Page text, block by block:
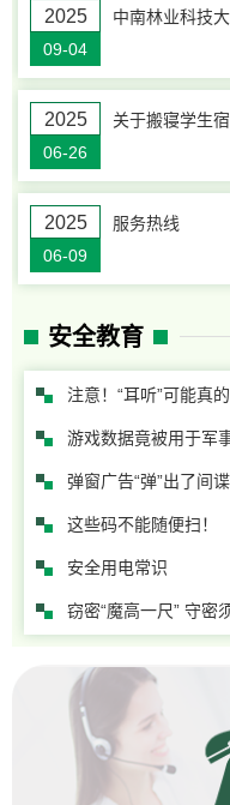
2025
09-04
中南林业科技
2025
06-26
关于搬寝学生
2025
06-09
服务热线
安全教育
注意！“耳听”可能真
弹窗广告“弹”出了间
这些码不能随便扫！
安全用电常识
窃密“魔高一尺” 守密